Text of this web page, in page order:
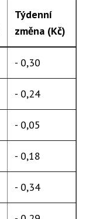
Týdenní
změna (Kč)
- 0,30
- 0,24
- 0,05
- 0,18
- 0,34